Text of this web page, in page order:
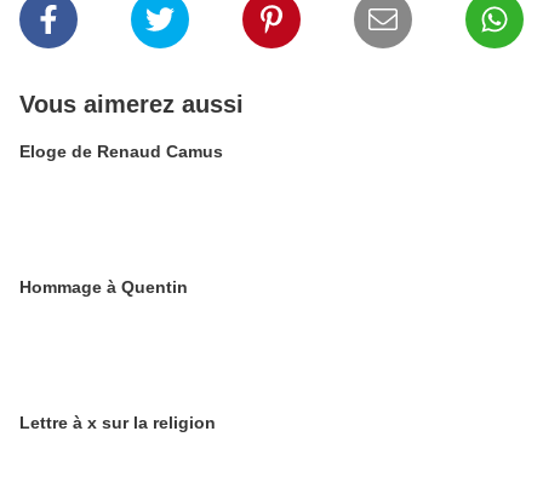
Vous aimerez aussi
Eloge de Renaud Camus
Hommage à Quentin
Lettre à x sur la religion